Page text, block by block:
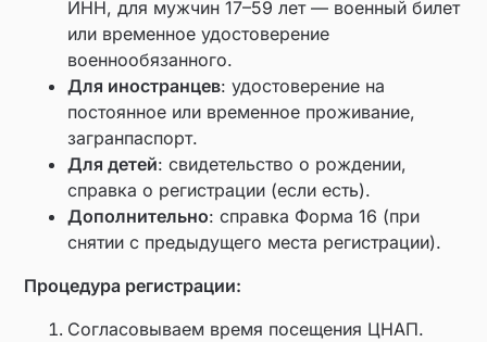
ИНН, для мужчин 17–59 лет — военный билет
или временное удостоверение
военнообязанного.
Для иностранцев: удостоверение на
постоянное или временное проживание,
загранпаспорт.
Для детей: свидетельство о рождении,
справка о регистрации (если есть).
Дополнительно: справка Форма 16 (при
снятии с предыдущего места регистрации).
Процедура регистрации:
Согласовываем время посещения ЦНАП.